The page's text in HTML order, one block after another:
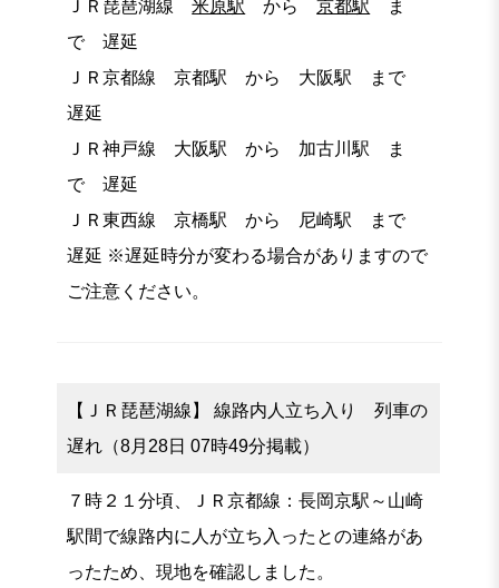
ＪＲ琵琶湖線米原駅 から京都駅 ま
で 遅延
ＪＲ京都線 京都駅 から 大阪駅 まで
遅延
ＪＲ神戸線 大阪駅 から 加古川駅 ま
で 遅延
ＪＲ東西線 京橋駅 から 尼崎駅 まで
遅延 ※遅延時分が変わる場合がありますので
ご注意ください。
【ＪＲ琵琶湖線】 線路内人立ち入り 列車の
遅れ（8月28日 07時49分掲載）
７時２１分頃、ＪＲ京都線：長岡京駅～山崎
駅間で線路内に人が立ち入ったとの連絡があ
ったため、現地を確認しました。